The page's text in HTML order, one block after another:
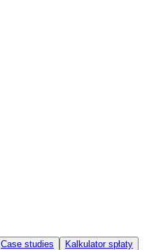
Case studies Kalkulator spłaty